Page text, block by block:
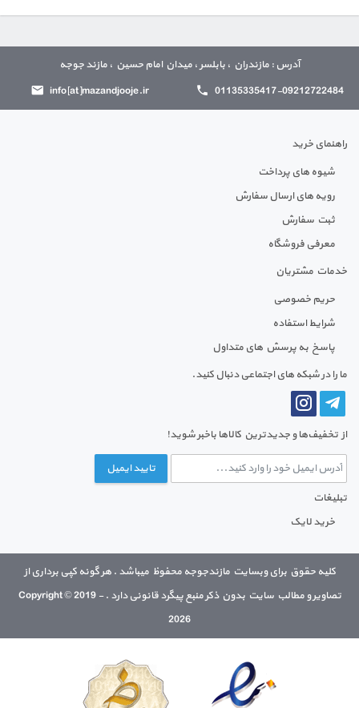
آدرس : مازندران ، بابلسر ، میدان امام حسین ، مازند جوجه
01135335417-09212722484
info[at]mazandjooje.ir
راهنمای خرید
شیوه های پرداخت
رویه های ارسال سفارش
ثبت سفارش
معرفی فروشگاه
خدمات مشتریان
حریم خصوصی
شرایط استفاده
پاسخ به پرسش های متداول
ما را در شبکه های اجتماعی دنبال کنید.
از تخفیف‌ها و جدیدترین‌ کالاها باخبر شوید!
تایید ایمیل
تبلیغات
خرید لایک
کلیه حقوق برای وبسایت مازندجوجه محفوظ میباشد . هر گونه کپی برداری از
تصاویر و مطالب سایت بدون ذکر منبع پیگرد قانونی دارد . Copyright © 2019 -
2026